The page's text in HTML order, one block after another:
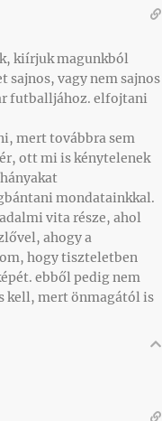
kiírjuk magunkból
sajnos, vagy nem sajnos
futballjához. elfojtani
mert továbbra sem
ott mi is kénytelenek
mondatainkkal.
vita része, ahol
ahogy a
hogy tiszteletben
ebből pedig nem
kell, mert önmagától is